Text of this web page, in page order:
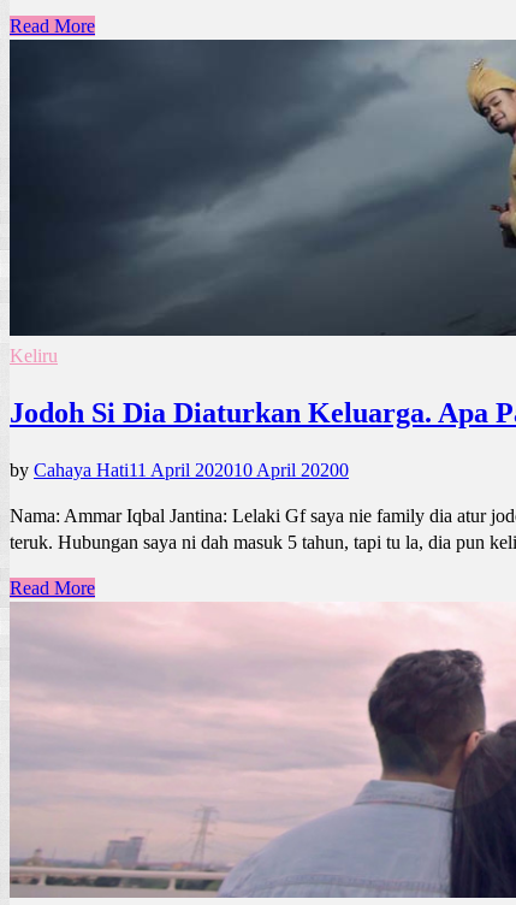
Read More
Keliru
Jodoh Si Dia Diaturkan Keluarga. Apa
by Cahaya Hati11 April 202010 April 20200
Nama: Ammar Iqbal Jantina: Lelaki Gf saya nie family dia atur
teruk. Hubungan saya ni dah masuk 5 tahun, tapi tu la, dia pun
Read More